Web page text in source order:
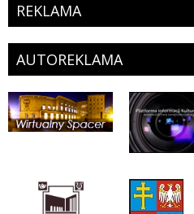
REKLAMA
AUTOREKLAMA